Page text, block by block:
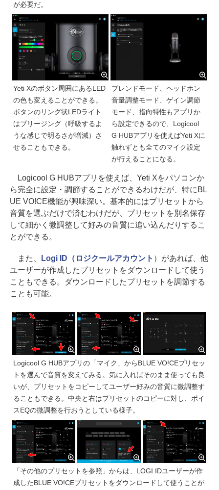
が必要だ。
Yeti Xのボタン周囲にあるLED
の色も変えることができる。
ボタンのリング状LEDライト
はブリージング（呼吸するよ
うな感じで明るさが増減）さ
せることもできる。
ブレンドモード、ヘッドホン
音量調整モード、ゲイン調節
モード、指向特性もアプリか
ら設定できるので、Logicool
G HUBアプリを使えばYeti Xに
触れずとも全てのマイク設定
が行えることになる。
Logicool G HUBアプリを使えば、Yeti Xをパソコンか
ら完全に設定・調節することができるわけだが、特にBL
UE VO!CE機能が興味深い。基本的にはプリセットから
音質を選ぶだけで済むわけだが、プリセットを別名保存
して細かく微調整して好みの音質に追い込んだりするこ
とができる。
また、 Logi ID（ロジクールアカウント ）があれば、他
ユーザーが作成したプリセットをダウンロードして使う
こともできる。ダウンロードしたプリセットを調節する
ことも可能。
Logicool G HUBアプリの「マイク」からBLUE VO!CEプリセッ
トを選んで音質を変えてみる。気に入ればそのまま使っても良
いが、プリセットをコピーしてユーザー好みの音質に微調整す
ることもできる。中央と右はプリセットのコピーに対し、ボイ
スEQの微調整を行おうとしている様子。
「その他のプリセットを参照」からは、LOGI IDユーザーが作
成したBLUE VO!CEプリセットをダウンロードして使うことが